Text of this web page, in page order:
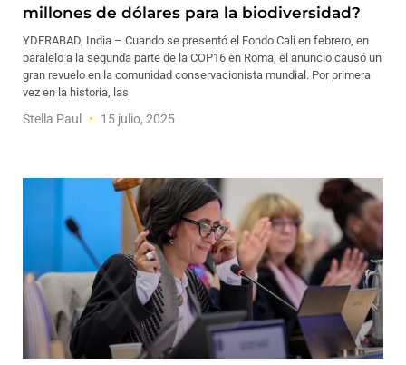
millones de dólares para la biodiversidad?
YDERABAD, India – Cuando se presentó el Fondo Cali en febrero, en
paralelo a la segunda parte de la COP16 en Roma, el anuncio causó un
gran revuelo en la comunidad conservacionista mundial. Por primera
vez en la historia, las
Stella Paul 15 julio, 2025